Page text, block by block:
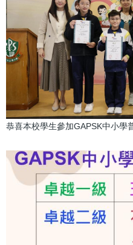
恭喜本校學生參加GAPSK中小學